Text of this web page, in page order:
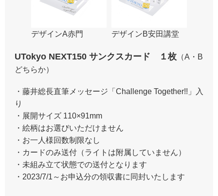
デザインA赤門 デザインB安田講堂
UTokyo NEXT150 サンクスカード １枚 （A・B
どちらか）
・藤井総長直筆メッセージ「Challenge Together!!」入
り
・展開サイズ 110×91mm
・絵柄はお選びいただけません
・お一人様回数制限なし
・カードのみ送付（ライトは附属していません）
・未組み立て状態での送付となります
・2023/7/1～お申込分の領収書に同封いたします